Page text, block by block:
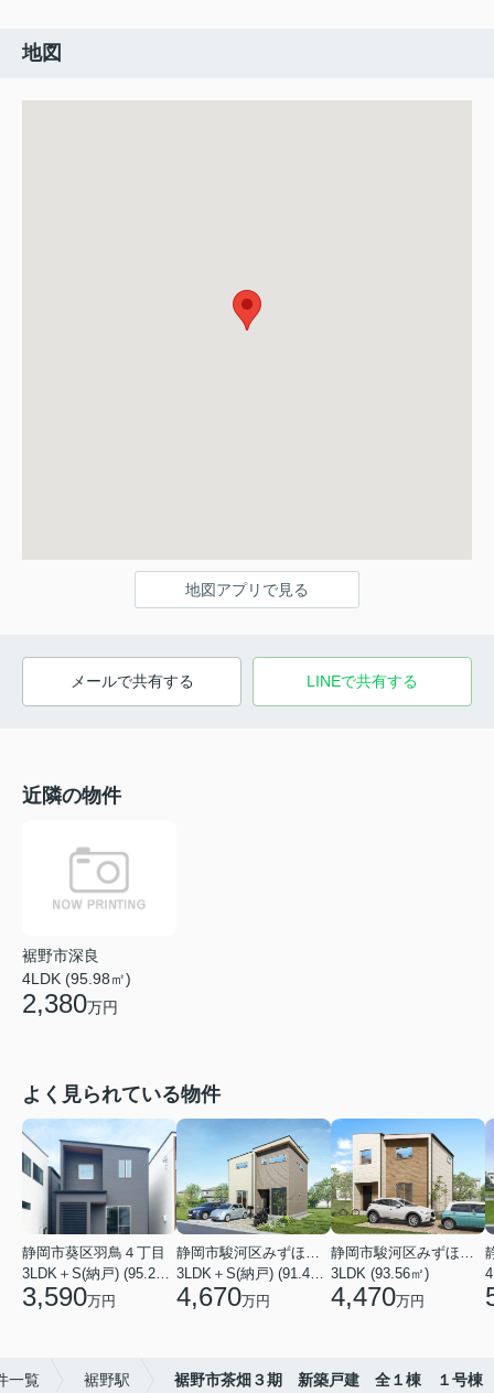
地図
地図アプリで見る
メールで共有する LINEで共有する
近隣の物件
裾野市深良
4LDK (95.98㎡)
2,380万円
よく見られている物件
静岡市葵区羽鳥４丁目
3LDK＋S(納戸) (95.22㎡)
3,590万円
静岡市駿河区みずほ２丁目
3LDK＋S(納戸) (91.49㎡)
4,670万円
静岡市駿河区みずほ２丁目
3LDK (93.56㎡)
4,470万円
一覧 裾野駅 裾野市茶畑３期 新築戸建 全１棟 １号棟